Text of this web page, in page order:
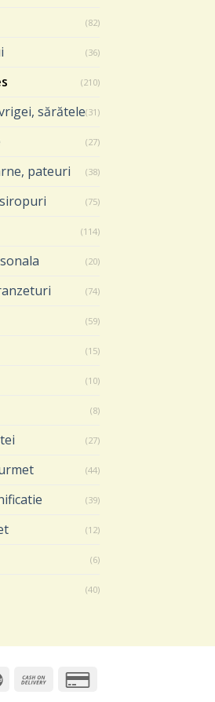
(82)
(36)
(210)
sărătele(31)
(27)
pateuri (38)
(75)
(114)
(20)
(74)
(59)
(15)
(10)
(8)
(27)
(44)
(39)
(12)
(6)
(40)
GALBENELE SI PROPOLIS,